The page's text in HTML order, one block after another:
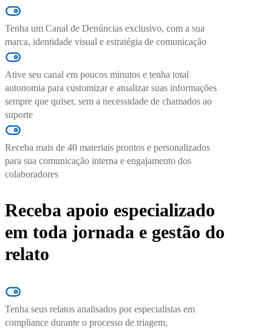
Tenha um Canal de Denúncias exclusivo, com a sua
marca, identidade visual e estratégia de comunicação
Ative seu canal em poucos minutos e tenha total
autonomia para customizar e atualizar suas informações
sempre que quiser, sem a necessidade de chamados ao
suporte
Receba mais de 40 materiais prontos e personalizados
para sua comunicação interna e engajamento dos
colaboradores
Receba apoio especializado
em toda jornada e gestão do
relato
Tenha seus relatos analisados por especialistas em
compliance durante o processo de triagem,